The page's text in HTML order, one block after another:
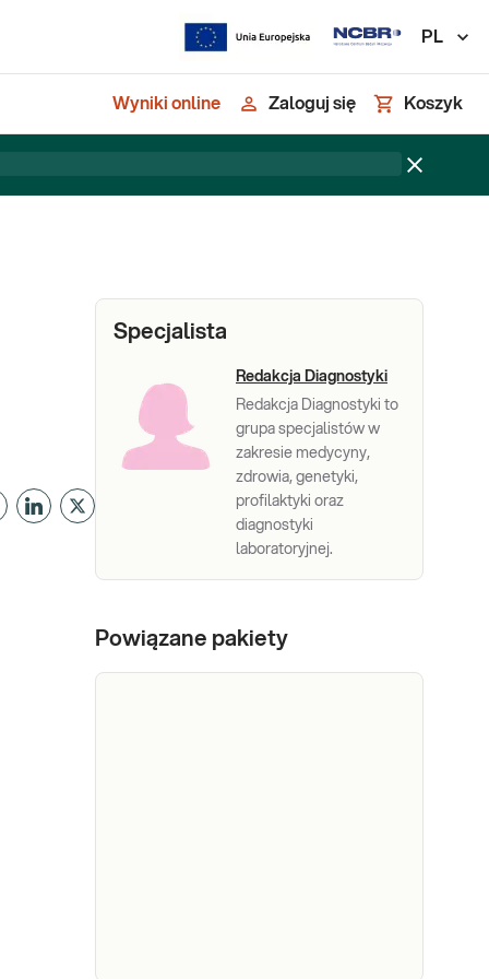
PL
Wyniki online Zaloguj się Koszyk
Specjalista
Redakcja Diagnostyki
Redakcja Diagnostyki to
grupa specjalistów w
zakresie medycyny,
zdrowia, genetyki,
profilaktyki oraz
diagnostyki
laboratoryjnej.
Powiązane pakiety